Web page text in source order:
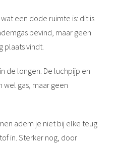
een dode ruimte is: dit is
bevind, maar geen
plaats vindt.
de longen. De luchpijp en
wel gas, maar geen
adem je niet bij elke teug
in. Sterker nog, door